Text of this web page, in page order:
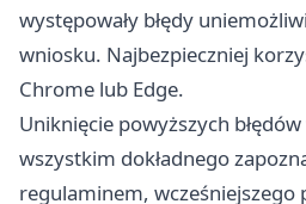
występowały błędy
wniosku. Najbezpieczniej
Chrome lub Edge.
Uniknięcie powyższych
wszystkim dokładnego
regulaminem, wcześniejszego